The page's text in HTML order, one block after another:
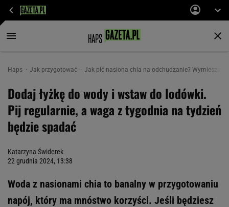
Haps Jak przygotować Jak pić nasiona chia na odchudzanie? Wymieszaj
Dodaj łyżkę do wody i wstaw do lodówki.
Pij regularnie, a waga z tygodnia na tydzień
będzie spadać
Katarzyna Świderek
22 grudnia 2024, 13:38
Woda z nasionami chia to banalny w przygotowaniu
napój, który ma mnóstwo korzyści. Jeśli będziesz